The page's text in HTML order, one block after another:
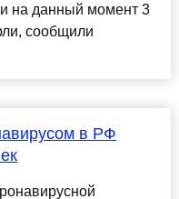
на данный момент 3
сообщили
в РФ